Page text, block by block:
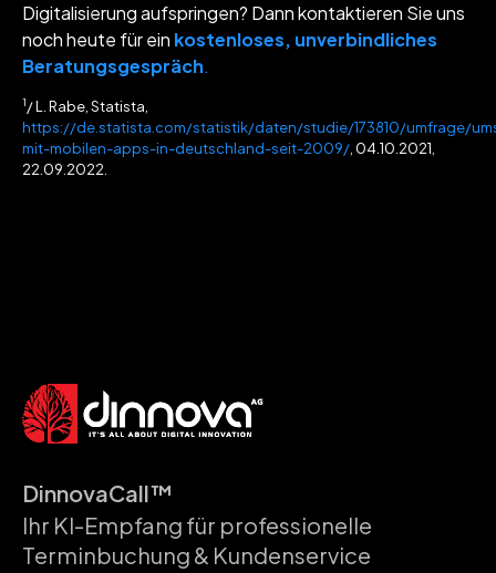
Digitalisierung aufspringen? Dann kontaktieren Sie uns
noch heute für ein kostenloses, unverbindliches
Beratungsgespräch.
1/ L. Rabe, Statista,
https://de.statista.com/statistik/daten/studie/173810/umfrage/
mit-mobilen-apps-in-deutschland-seit-2009/ , 04.10.2021,
22.09.2022.
DinnovaCall™
Ihr KI-Empfang für professionelle
Terminbuchung & Kundenservice